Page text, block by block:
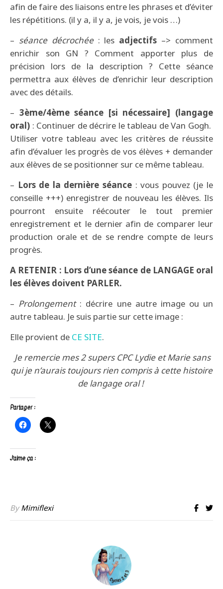
afin de faire des liaisons entre les phrases et d’éviter
les répétitions. (il y a, il y a, je vois, je vois …)
– séance décrochée: les adjectifs –> comment
enrichir son GN ? Comment apporter plus de
précision lors de la description ? Cette séance
permettra aux élèves de d’enrichir leur description
avec des détails.
– 3ème/4ème séance [si nécessaire] (langage
oral) : Continuer de décrire le tableau de Van Gogh.
Utiliser votre tableau avec les critères de réussite
afin d’évaluer les progrès de vos élèves + demander
aux élèves de se positionner sur ce même tableau.
– Lors de la dernière séance : vous pouvez (je le
conseille +++) enregistrer de nouveau les élèves. Ils
pourront ensuite réécouter le tout premier
enregistrement et le dernier afin de comparer leur
production orale et de se rendre compte de leurs
progrès.
A RETENIR : Lors d’une séance de LANGAGE oral
les élèves doivent PARLER.
– Prolongement: décrire une autre image ou un
autre tableau. Je suis partie sur cette image :
Elle provient de CE SITE.
Je remercie mes 2 supers CPC Lydie et Marie sans
qui je n’aurais toujours rien compris à cette histoire
de langage oral !
Partager :
J’aime ça :
ByMimiflexi